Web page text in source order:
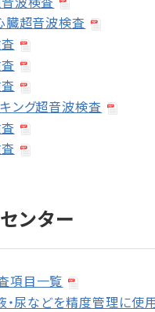
超音波検査
ング超音波検査
ンター
項目一覧
尿などを精度管理に使